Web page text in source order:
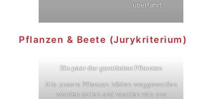
überfährt
Pflanzen & Beete (Jurykriterium)
Ein paar der geretteten Pflanzen
Alle unsere Pflanzen hätten weggeworfen
werden sollen und wurden von uns